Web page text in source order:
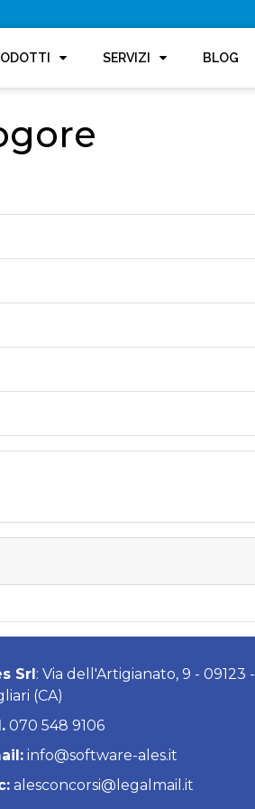
SERVIZI BLOG
Srl: Via dell'Artigianato, 9 - 09123 -
(CA)
070 548 9106
info@software-ales.it
alesconcorsi@legalmail.it